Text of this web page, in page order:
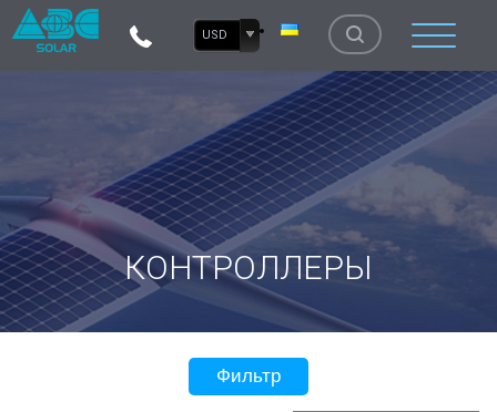
USD
КОНТРОЛЛЕРЫ
Фильтр